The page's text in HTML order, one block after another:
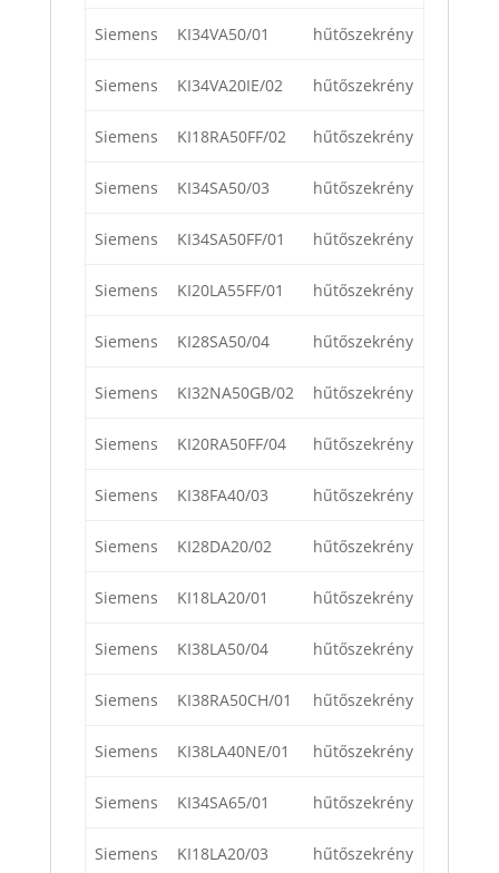
Siemens KI34VA50/01 hűtőszekrény
Siemens KI34VA20IE/02 hűtőszekrény
Siemens KI18RA50FF/02 hűtőszekrény
Siemens KI34SA50/03 hűtőszekrény
Siemens KI34SA50FF/01 hűtőszekrény
Siemens KI20LA55FF/01 hűtőszekrény
Siemens KI28SA50/04 hűtőszekrény
Siemens KI32NA50GB/02 hűtőszekrény
Siemens KI20RA50FF/04 hűtőszekrény
Siemens KI38FA40/03 hűtőszekrény
Siemens KI28DA20/02 hűtőszekrény
Siemens KI18LA20/01 hűtőszekrény
Siemens KI38LA50/04 hűtőszekrény
Siemens KI38RA50CH/01 hűtőszekrény
Siemens KI38LA40NE/01 hűtőszekrény
Siemens KI34SA65/01 hűtőszekrény
Siemens KI18LA20/03 hűtőszekrény